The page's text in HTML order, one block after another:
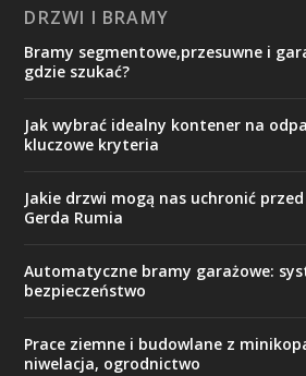
DRZWI I BRAMY
Bramy segmentowe,przesuwne i
gdzie szukać?
Jak wybrać idealny kontener na
kluczowe kryteria
Jakie drzwi mogą nas uchronić
Gerda Rumia
Automatyczne bramy garażowe:
bezpieczeństwo
Prace ziemne i budowlane z
niwelacja, ogrodnictwo